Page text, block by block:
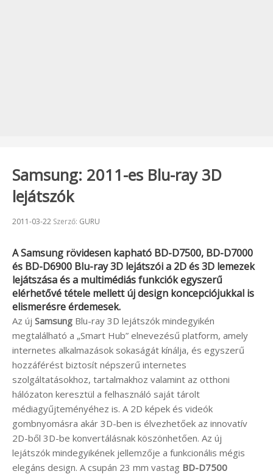
Samsung: 2011-es Blu-ray 3D
lejátszók
Beküldve:
2011-03-22 Szerző: GURU
ASamsung rövidesen kapható BD-D7500, BD-D7000
és BD-D6900 Blu-ray 3D lejátszói a 2D és 3D lemezek
lejátszása és a multimédiás funkciók egyszerű
elérhetővé tétele mellett új design koncepciójukkal is
elismerésre érdemesek.
Az új Samsung Blu-ray 3D lejátszók mindegyikén
megtalálható a „Smart Hub” elnevezésű platform, amely
internetes alkalmazások sokaságát kínálja, és egyszerű
hozzáférést biztosít népszerű internetes
szolgáltatásokhoz, tartalmakhoz valamint az otthoni
hálózaton keresztül a felhasználó saját tárolt
médiagyűjteményéhez is. A 2D képek és videók
gombnyomásra akár 3D-ben is élvezhetőek az innovatív
2D-ből 3D-be konvertálásnak köszönhetően. Az új
lejátszók mindegyikének jellemzője a funkcionális mégis
elegáns design. A csupán 23 mm vastag BD-D7500